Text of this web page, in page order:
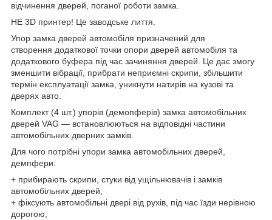
відчинення дверей, поганої роботи замка.
НЕ 3D принтер! Це заводське лиття.
Упор замка дверей автомобіля призначений для
створення додаткової точки опори дверей автомобіля та
додаткового буфера під час зачиняння дверей. Це дає змогу
зменшити вібрації, прибрати неприємні скрипи, збільшити
термін експлуатації замка, уникнути натирів на кузові та
дверях авто.
Комплект (4 шт.) упорів (демопферів) замка автомобільних
дверей VAG — встановлюються на відповідні частини
автомобільних дверних замків.
Для чого потрібні упори замка автомобільних дверей,
демпфери:
+ прибирають скрипи, стуки від ущільнювачів і замків
автомобільних дверей;
+ фіксують автомобільні двері від рухів, під час їзди нерівною
дорогою;